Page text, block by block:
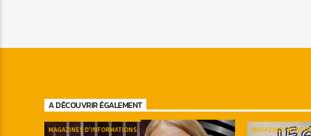
A DÉCOUVRIR ÉGALEMENT
MAGAZINES D'INFORMATIONS MAGAZINES